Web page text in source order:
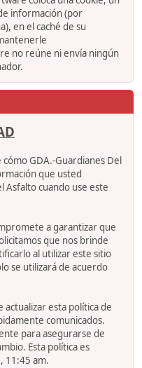
información (por
en el caché de su
no reúne ni envía ningún
GDA.-Guardianes Del
que usted
Asfalto cuando use este
a garantizar que
que nos brinde
al utilizar este sitio
se utilizará de acuerdo
actualizar esta política de
comunicados.
para asegurarse de
Esta política es
11:45 am.